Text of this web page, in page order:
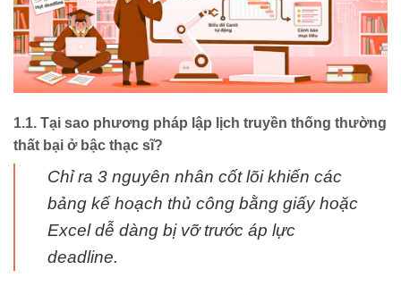
1.1. Tại sao phương pháp lập lịch truyền thống thường
thất bại ở bậc thạc sĩ?
Chỉ ra 3 nguyên nhân cốt lõi khiến các
bảng kế hoạch thủ công bằng giấy hoặc
Excel dễ dàng bị vỡ trước áp lực
deadline.